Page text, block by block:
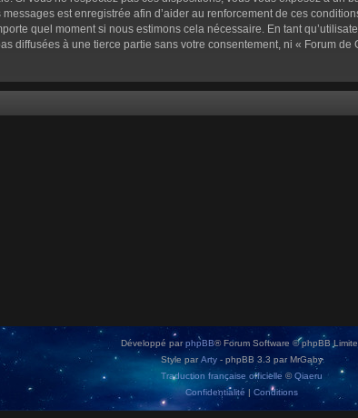
est enregistrée afin d’aider au renforcement de ces
quel moment si nous estimons cela nécessaire. En tant
diffusées à une tierce partie sans votre consentement, ni « Forum
Développé parphpBB® Forum Software © phpBB
Style par Arty - phpBB 3.3 par MrGaby
Traduction française officielle ©Qiaeru
Confidentialité | Conditions